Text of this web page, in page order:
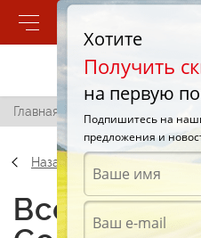
Позвонить
Главная / Goodyear Wrangler
Назад
Хотите
Получить
на первую
Подпишитесь на
предложения и